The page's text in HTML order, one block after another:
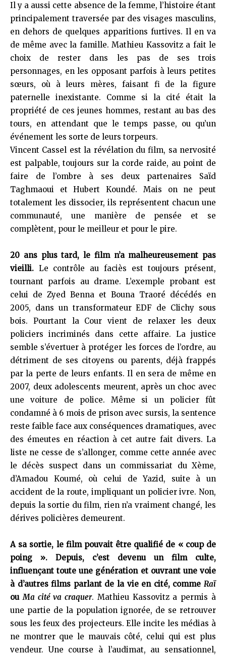
Il y a aussi cette absence de la femme, l’histoire étant
principalement traversée par des visages masculins,
en dehors de quelques apparitions furtives. Il en va
de même avec la famille. Mathieu Kassovitz a fait le
choix de rester dans les pas de ses trois
personnages, en les opposant parfois à leurs petites
sœurs, où à leurs mères, faisant fi de la figure
paternelle inexistante. Comme si la cité était la
propriété de ces jeunes hommes, restant au bas des
tours, en attendant que le temps passe, ou qu’un
événement les sorte de leurs torpeurs.
Vincent Cassel est la révélation du film, sa nervosité
est palpable, toujours sur la corde raide, au point de
faire de l’ombre à ses deux partenaires Saïd
Taghmaoui et Hubert Koundé. Mais on ne peut
totalement les dissocier, ils représentent chacun une
communauté, une manière de pensée et se
complètent, pour le meilleur et pour le pire.
20 ans plus tard, le film n’a malheureusement pas
vieilli. Le contrôle au faciès est toujours présent,
tournant parfois au drame. L’exemple probant est
celui de Zyed Benna et Bouna Traoré décédés en
2005, dans un transformateur EDF de Clichy sous
bois. Pourtant la Cour vient de relaxer les deux
policiers incriminés dans cette affaire. La justice
semble s’évertuer à protéger les forces de l’ordre, au
détriment de ses citoyens ou parents, déjà frappés
par la perte de leurs enfants. Il en sera de même en
2007, deux adolescents meurent, après un choc avec
une voiture de police. Même si un policier fût
condamné à 6 mois de prison avec sursis, la sentence
reste faible face aux conséquences dramatiques, avec
des émeutes en réaction à cet autre fait divers. La
liste ne cesse de s’allonger, comme cette année avec
le décès suspect dans un commissariat du Xème,
d’Amadou Koumé, où celui de Yazid, suite à un
accident de la route, impliquant un policier ivre. Non,
depuis la sortie du film, rien n’a vraiment changé, les
dérives policières demeurent.
A sa sortie, le film pouvait être qualifié de « coup de
poing ». Depuis, c’est devenu un film culte,
influençant toute une génération et ouvrant une voie
à d’autres films parlant de la vie en cité, comme Raï
ouMa cité va craquer. Mathieu Kassovitz a permis à
une partie de la population ignorée, de se retrouver
sous les feux des projecteurs. Elle incite les médias à
ne montrer que le mauvais côté, celui qui est plus
vendeur. Une course à l’audimat, au sensationnel,